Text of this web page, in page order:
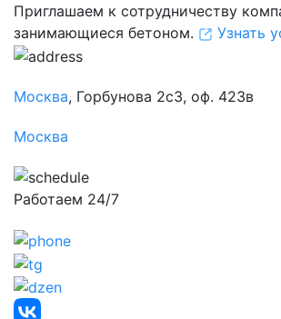
Приглашаем к сотрудничеству
занимающиеся бетоном.
Узнать
Москва, Горбунова 2с3, оф. 423в
Москва
Работаем 24/7